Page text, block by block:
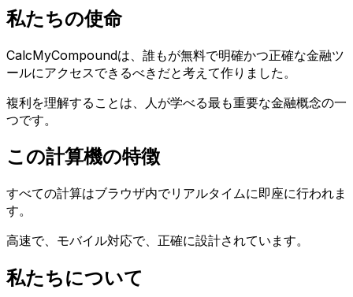
私たちの使命
CalcMyCompoundは、誰もが無料で明確かつ正確な金融ツ
ールにアクセスできるべきだと考えて作りました。
複利を理解することは、人が学べる最も重要な金融概念の一
つです。
この計算機の特徴
すべての計算はブラウザ内でリアルタイムに即座に行われま
す。
高速で、モバイル対応で、正確に設計されています。
私たちについて